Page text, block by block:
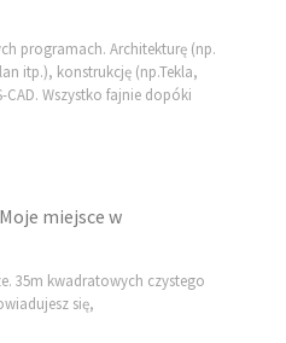
programach. Architekturę (np.
itp.), konstrukcję (np.Tekla,
CAD. Wszystko fajnie dopóki
miejsce w
35m kwadratowych czystego
się,